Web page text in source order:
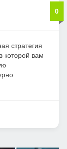
0
стратегия
которой вам